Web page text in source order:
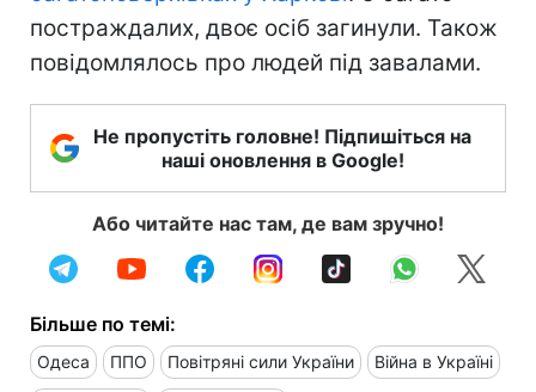
постраждалих, двоє осіб загинули. Також
повідомлялось про людей під завалами.
Не пропустіть головне! Підпишіться на
наші оновлення в Google!
Або читайте нас там, де вам зручно!
Більше по темі:
Одеса ППО Повітряні сили України Війна в Україні